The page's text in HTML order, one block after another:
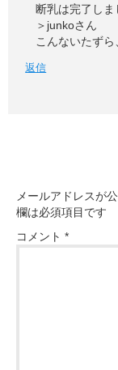
断乳は完了しま
＞junkoさん
こんないたず
返信
メールアドレスが
欄は必須項目です
コメント *